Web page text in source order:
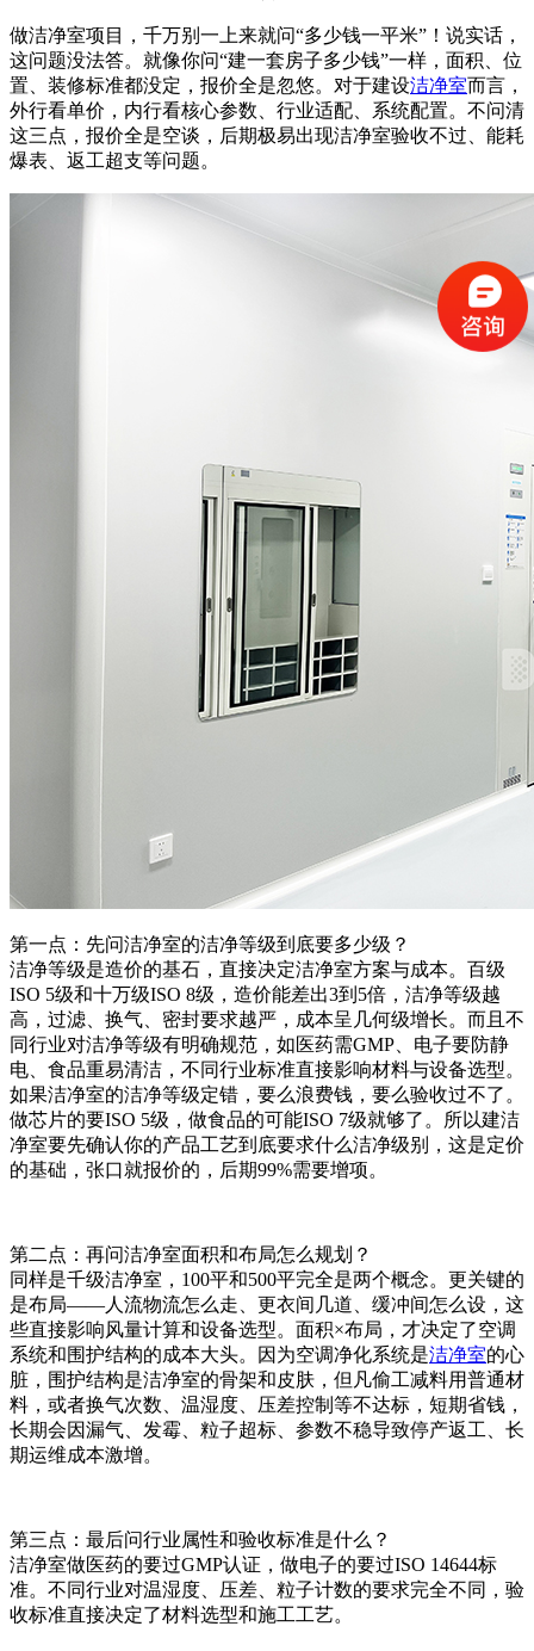
做洁净室项目，千万别一上来就问“多少钱一平米”！说实话，
这问题没法答。就像你问“建一套房子多少钱”一样，面积、位
置、装修标准都没定，报价全是忽悠。对于建设洁净室而言，
外行看单价，内行看核心参数、行业适配、系统配置。不问清
这三点，报价全是空谈，后期极易出现洁净室验收不过、能耗
爆表、返工超支等问题。
第一点：先问洁净室的洁净等级到底要多少级？
洁净等级是造价的基石，直接决定洁净室方案与成本。百级
ISO 5级和十万级ISO 8级，造价能差出3到5倍，洁净等级越
高，过滤、换气、密封要求越严，成本呈几何级增长。而且不
同行业对洁净等级有明确规范，如医药需GMP、电子要防静
电、食品重易清洁，不同行业标准直接影响材料与设备选型。
如果洁净室的洁净等级定错，要么浪费钱，要么验收过不了。
做芯片的要ISO 5级，做食品的可能ISO 7级就够了。所以建洁
净室要先确认你的产品工艺到底要求什么洁净级别，这是定价
的基础，张口就报价的，后期99%需要增项。
第二点：再问洁净室面积和布局怎么规划？
同样是千级洁净室，100平和500平完全是两个概念。更关键的
是布局——人流物流怎么走、更衣间几道、缓冲间怎么设，这
些直接影响风量计算和设备选型。面积×布局，才决定了空调
系统和围护结构的成本大头。因为空调净化系统是洁净室的心
脏，围护结构是洁净室的骨架和皮肤，但凡偷工减料用普通材
料，或者换气次数、温湿度、压差控制等不达标，短期省钱，
长期会因漏气、发霉、粒子超标、参数不稳导致停产返工、长
期运维成本激增。
第三点：最后问行业属性和验收标准是什么？
洁净室做医药的要过GMP认证，做电子的要过ISO 14644标
准。不同行业对温湿度、压差、粒子计数的要求完全不同，验
收标准直接决定了材料选型和施工工艺。